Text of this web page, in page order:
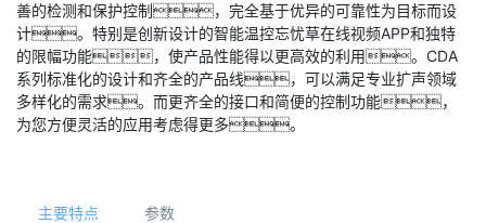
善的检测和保护控制，完全基于优异的可靠性为目标而设
计。特别是创新设计的智能温控忘忧草在线视频APP和独特
的限幅功能，使产品性能得以更高效的利用。CDA
系列标准化的设计和齐全的产品线，可以满足专业扩声领域
多样化的需求。而更齐全的接口和简便的控制功能，
为您方便灵活的应用考虑得更多。
主要特点 参数